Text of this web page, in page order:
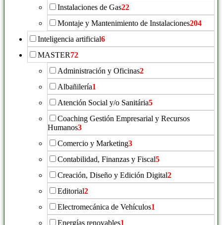
Instalaciones de Gas22
Montaje y Mantenimiento de Instalaciones204
Inteligencia artificial6
MASTER72
Administración y Oficinas2
Albañilería1
Atención Social y/o Sanitária5
Coaching Gestión Empresarial y Recursos
Humanos3
Comercio y Marketing3
Contabilidad, Finanzas y Fiscal5
Creación, Diseño y Edición Digital2
Editorial2
Electromecánica de Vehículos1
Energías renovables1